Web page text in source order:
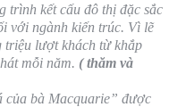
trình kết cấu đô thị đặc sắc
với ngành kiến trúc. Vì lẽ
triệu lượt khách từ khắp
mỗi năm. ( thăm và
của bà Macquarie” được